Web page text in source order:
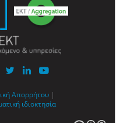
Απορρήτου |
ιδιοκτησία